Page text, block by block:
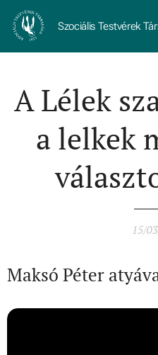
Szociális Testvérek
A Lélek
a lelkek
15/
Maksó Péter